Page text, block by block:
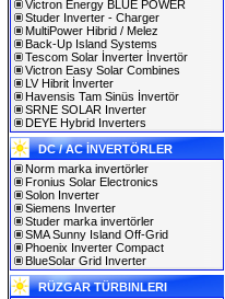
Victron Energy BLUE POWER
Studer Inverter - Charger
MultiPower Hibrid / Melez
Back-Up Island Systems
Tescom Solar İnverter İnvertör
Victron Easy Solar Combines
LV Hibrit İnverter
Havensis Tam Sinüs İnvertör
SRNE SOLAR Inverter
DEYE Hybrid Inverters
DC / AC İNVERTÖRLER
Norm marka invertörler
Fronius Solar Electronics
Solon Inverter
Siemens Inverter
Studer marka invertörler
SMA Sunny Island Off-Grid
Phoenix Inverter Compact
BlueSolar Grid Inverter
RÜZGAR TÜRBINLERI